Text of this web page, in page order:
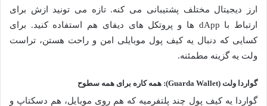
ارز دیجیتال مختلف پشتیبانی می کنه. تازه می تونید ازش برای
ارتباط با dApp ها و پروتکل های دیفای هم استفاده کنید. برای
کسایی که دنبال یه کیف پول موبایلی امن و راحت هستن، تراست
ولت یه گزینه مطمئنه.
گواردا ولت (Guarda Wallet): همه کاره برای همه سطوح
گواردا یه کیف پول چند پلتفرمیه که هم روی موبایل، هم دسکتاپ و